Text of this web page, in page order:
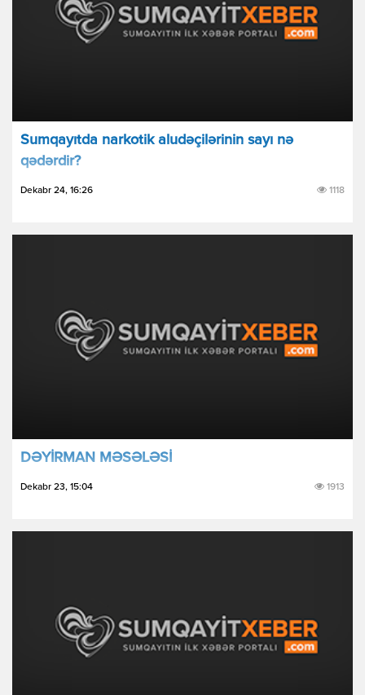
Sumqаyıtdа nаrkоtik аludəçilərinin sаyı nə
qədərdir?
Dekabr 24, 16:26 1118
DƏYİRMAN MƏSƏLƏSİ
Dekabr 23, 15:04 1913